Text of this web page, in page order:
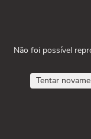
Não foi possível
Tentar